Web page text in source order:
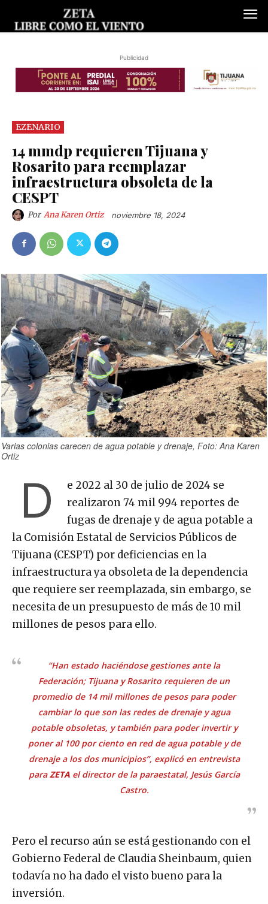
Publicidad
EZENARIO
14 mmdp requieren Tijuana y
Rosarito para reemplazar
infraestructura obsoleta de la
CESPT
Por Ana Karen Ortiz noviembre 18, 2024
Varias colonias carecen de agua potable y drenaje, Foto: Ana Karen
Ortiz
D
e 2022 al 30 de julio de 2024 se
realizaron 74 mil 994 reportes de
fugas de drenaje y de agua potable a
la Comisión Estatal de Servicios Públicos de
Tijuana (CESPT) por deficiencias en la
infraestructura ya obsoleta de la dependencia
que requiere ser reemplazada, sin embargo, se
necesita de un presupuesto de más de 10 mil
millones de pesos para ello.
“Han estado haciéndose gestiones ante la
Federación; Tijuana y Rosarito requieren de un
promedio de 14 mil millones de pesos para poder
cambiar lo que son las redes de drenaje y agua
potable obsoletas, y también para poder invertir y
poner al 100 por ciento en red de agua potable y de
drenaje a los dos municipios”, explicó en entrevista
paraZETAel director de la paraestatal, Jesús García
Castro.
Pero el recurso aún se está gestionando con el
Gobierno Federal de Claudia Sheinbaum, quien
todavía no ha dado el visto bueno para la
inversión.